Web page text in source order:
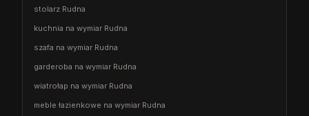
stolarz Rudna
kuchnia na wymiar Rudna
szafa na wymiar Rudna
garderoba na wymiar Rudna
wiatrołap na wymiar Rudna
meble łazienkowe na wymiar Rudna